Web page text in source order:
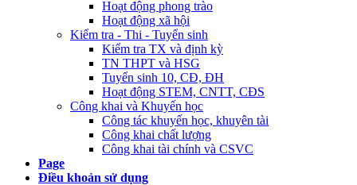
Hoạt động phong trào
Hoạt động xã hội
Kiểm tra - Thi - Tuyển sinh
Kiểm tra TX và định kỳ
TN THPT và HSG
Tuyển sinh 10, CĐ, ĐH
Hoạt động STEM, CNTT, CĐS
Công khai và Khuyến học
Công tác khuyến học, khuyên tài
Công khai chất lượng
Công khai tài chính và CSVC
Page
Điều khoản sử dụng